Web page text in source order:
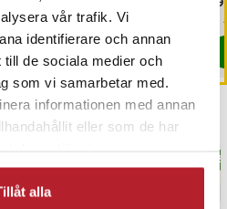
vår trafik. Vi
identifierare och annan
till de sociala medier och
som vi samarbetar med.
informationen med annan
eller som de har
alla
I lager, levereras inom 1-2 vardagar